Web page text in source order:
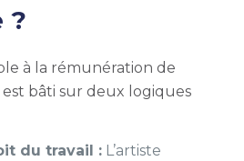
?
à la rémunération de
est bâti sur deux logiques
du travail :L’artiste